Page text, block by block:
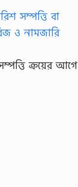
ক্রয়ের আগে